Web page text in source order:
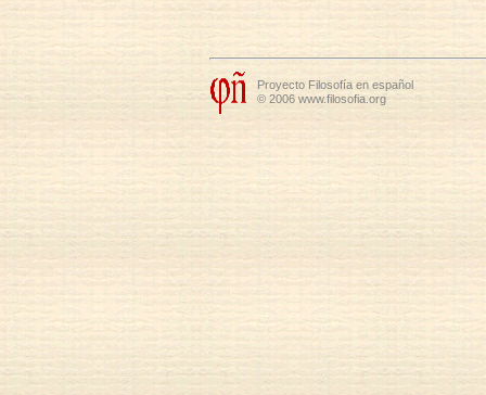
Proyecto Filosofía en español
© 2006 www.filosofia.org